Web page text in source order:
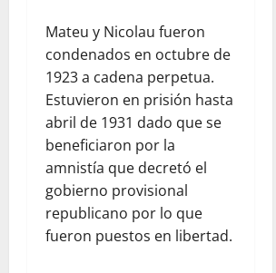
Mateu y Nicolau fueron
condenados en octubre de
1923 a cadena perpetua.
Estuvieron en prisión hasta
abril de 1931 dado que se
beneficiaron por la
amnistía que decretó el
gobierno provisional
republicano por lo que
fueron puestos en libertad.